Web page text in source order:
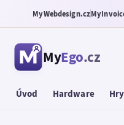
MyWebdesign.cz
MyEgo.cz
Úvod Hardware Hry